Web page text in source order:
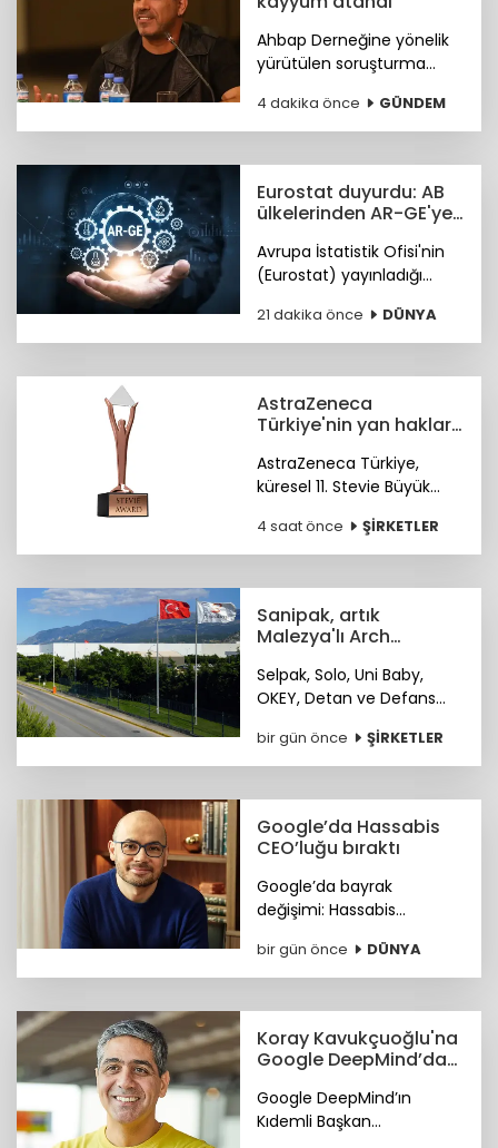
Ahbap Derneğine yönelik
yürütülen soruşturma
yönetimine kayyum
atanmasına ve tüm
durdurulmasına karar
verildi.
4 dakika önce GÜNDEM
Eurostat duyurdu: AB
ülkelerinden AR-GE'ye
Avrupa İstatistik Ofisi'nin
(Eurostat) yayınladığı
çapında AR-GE'ye yönelik
toplam kamu bütçe
21 dakika önce DÜNYA
AstraZeneca
Türkiye'nin yan haklar
uluslararası ödül
AstraZeneca Türkiye,
küresel 11. Stevie Büyük
Bronz Stevie Ödülü'nün
sahibi oldu. Ödüller 28
4 saat önce ŞİRKETLER
Sanipak, artık
Malezya'lı Arch
Selpak, Solo, Uni Baby,
OKEY, Detan ve Defans
bulunduran Sanipak
resmen Arch Peninsula
bir gün önce ŞİRKETLER
Google’da Hassabis
CEO’luğu bıraktı
Google’da bayrak
değişimi: Hassabis
bir gün önce DÜNYA
Koray Kavukçuoğlu'na
Google DeepMind’da
Google DeepMind’ın
Kıdemli Başkan